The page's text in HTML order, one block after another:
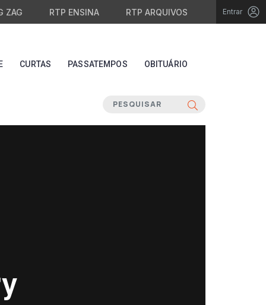
ZAG RTP ENSINA RTP ARQUIVOS Entrar
CURTAS PASSATEMPOS OBITUÁRIO